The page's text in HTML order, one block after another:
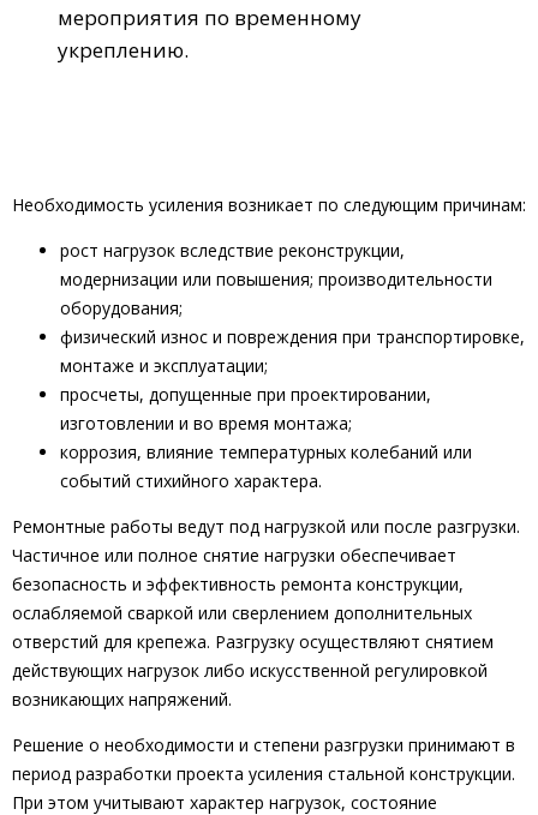
мероприятия по временному
укреплению.
Необходимость усиления возникает по следующим причинам:
рост нагрузок вследствие реконструкции,
модернизации или повышения; производительности
оборудования;
физический износ и повреждения при транспортировке,
монтаже и эксплуатации;
просчеты, допущенные при проектировании,
изготовлении и во время монтажа;
коррозия, влияние температурных колебаний или
событий стихийного характера.
Ремонтные работы ведут под нагрузкой или после разгрузки.
Частичное или полное снятие нагрузки обеспечивает
безопасность и эффективность ремонта конструкции,
ослабляемой сваркой или сверлением дополнительных
отверстий для крепежа. Разгрузку осуществляют снятием
действующих нагрузок либо искусственной регулировкой
возникающих напряжений.
Решение о необходимости и степени разгрузки принимают в
период разработки проекта усиления стальной конструкции.
При этом учитывают характер нагрузок, состояние